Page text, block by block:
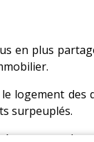
en plus
logement des
surpeuplés.
tous